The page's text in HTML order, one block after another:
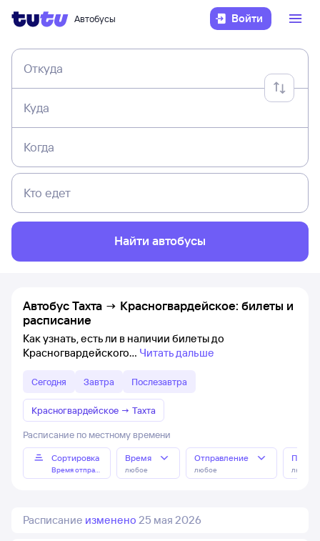
Автобусы Войти
Откуда
Куда
Когда
Кто едет
Найти автобусы
Автобус Тахта → Красногвардейское: билеты и
расписание
Как узнать, есть ли в наличии билеты до
Красногвардейского
Читать дальше
Сегодня Завтра Послезавтра
Красногвардейское → Тахта
Расписание по местному времени
Сортировка
Время отправления
Время
любое
Отправление
любое любое
Расписание изменено 25 мая 2026